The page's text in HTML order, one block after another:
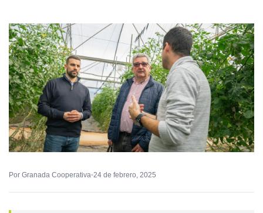
Por Granada Cooperativa 24 de febrero, 2025